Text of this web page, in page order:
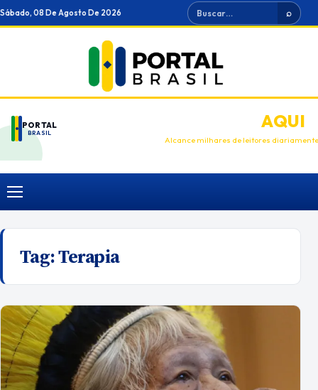
Ir
para
Sábado, 08 De Agosto De 2026 Buscar ⌕
PORTAL
BRASIL
ANUNCIEAQUI
Alcance milhares de leitores diariamente
Menu
Tag:Terapia